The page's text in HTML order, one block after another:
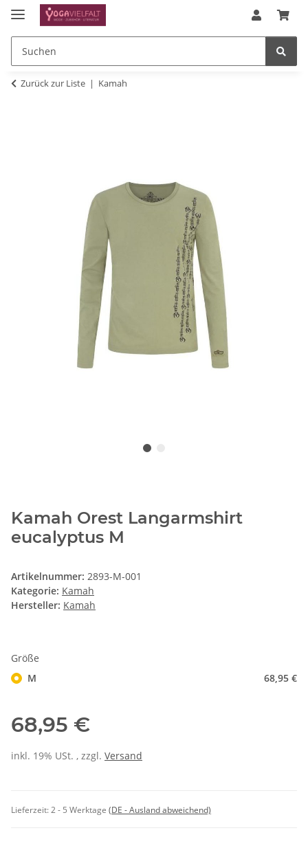
Zurück zur Liste Kamah
Kamah Orest Langarmshirt
eucalyptus M
Artikelnummer: 2893-M-001
Kategorie: Kamah
Hersteller: Kamah
Größe
M
68,95 €
68,95 €
inkl. 19% USt. , zzgl. Versand
Lieferzeit:2 - 5 Werktage (DE - Ausland abweichend)